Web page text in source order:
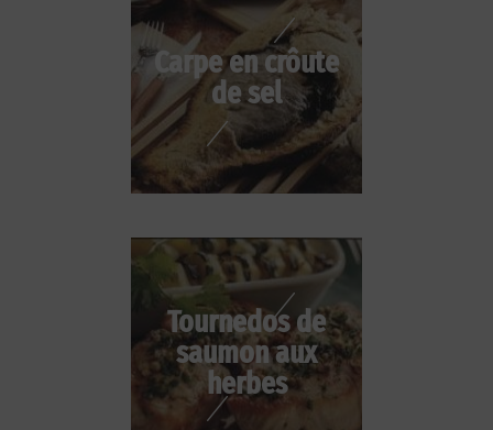
Carpe en crôute
de sel
Tournedos de
saumon aux
herbes